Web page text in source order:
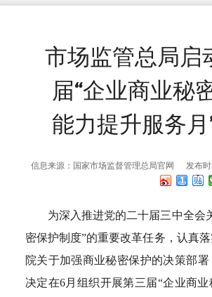
市场监管总局启
届“企业商业秘
能力提升服务月
信息来源：国家市场监督管理总局官网 发布
为深入推进党的二十届三中全会
密保护制度”的重要改革任务，认真
院关于加强商业秘密保护的决策部
决定在6月组织开展第三届“企业商